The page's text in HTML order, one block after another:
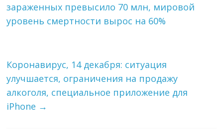
зараженных превысило 70 млн, мировой
уровень смертности вырос на 60%
Коронавирус, 14 декабря: ситуация
улучшается, ограничения на продажу
алкоголя, специальное приложение для
iPhone →